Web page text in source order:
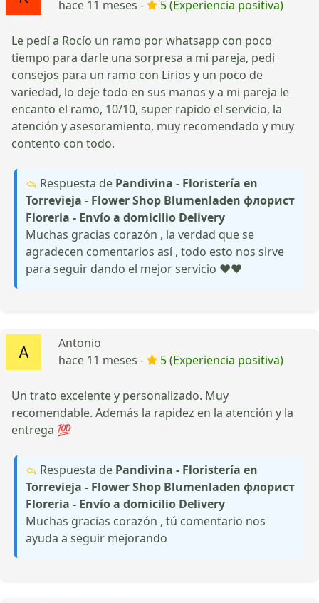
hace 11 meses -
5 (Experiencia positiva)
Le pedí a Rocío un ramo por whatsapp con poco
tiempo para darle una sorpresa a mi pareja, pedi
consejos para un ramo con Lirios y un poco de
variedad, lo deje todo en sus manos y a mi pareja le
encanto el ramo, 10/10, super rapido el servicio, la
atención y asesoramiento, muy recomendado y muy
contento con todo.
Respuesta de Pandivina - Floristería en
Torrevieja - Flower Shop Blumenladen флорист
Floreria - Envío a domicilio Delivery
Muchas gracias corazón , la verdad que se
agradecen comentarios así , todo esto nos sirve
para seguir dando el mejor servicio ♥️♥️
Antonio
hace 11 meses -
5 (Experiencia positiva)
Un trato excelente y personalizado. Muy
recomendable. Además la rapidez en la atención y la
entrega 💯
Respuesta de Pandivina - Floristería en
Torrevieja - Flower Shop Blumenladen флорист
Floreria - Envío a domicilio Delivery
Muchas gracias corazón , tú comentario nos
ayuda a seguir mejorando